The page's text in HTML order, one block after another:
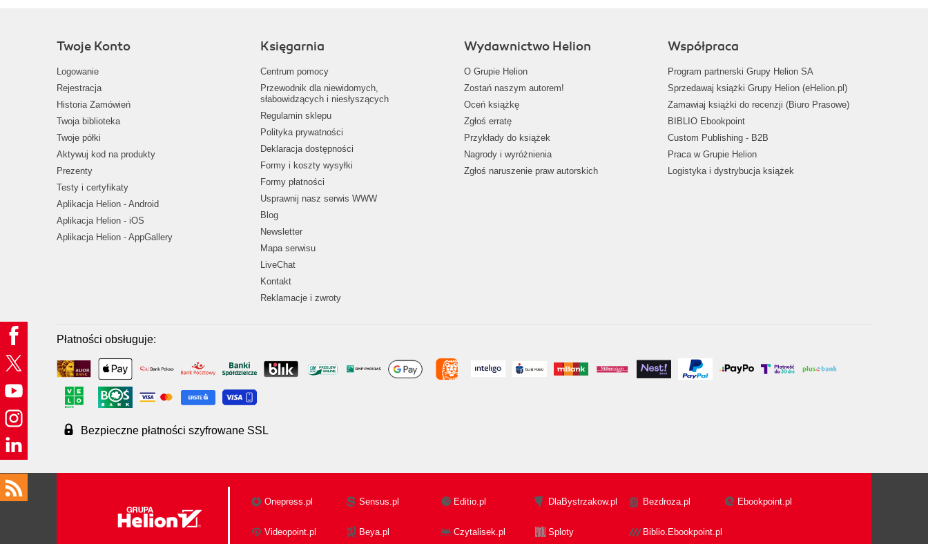
Twoje Konto
Logowanie
Rejestracja
Historia Zamówień
Twoja biblioteka
Twoje półki
Aktywuj kod na produkty
Prezenty
Testy i certyfikaty
Aplikacja Helion - Android
Aplikacja Helion - iOS
Aplikacja Helion - AppGallery
Księgarnia
Centrum pomocy
Przewodnik dla niewidomych,
słabowidzących i niesłyszących
Regulamin sklepu
Polityka prywatności
Deklaracja dostępności
Formy i koszty wysyłki
Formy płatności
Usprawnij nasz serwis WWW
Blog
Newsletter
Mapa serwisu
LiveChat
Kontakt
Reklamacje i zwroty
Wydawnictwo Helion
O Grupie Helion
Zostań naszym autorem!
Oceń książkę
Zgłoś erratę
Przykłady do książek
Nagrody i wyróżnienia
Zgłoś naruszenie praw autorskich
Współpraca
Program partnerski Grupy Helion SA
Sprzedawaj książki Grupy Helion (eHelion.pl)
Zamawiaj książki do recenzji (Biuro Prasowe)
BIBLIO Ebookpoint
Custom Publishing - B2B
Praca w Grupie Helion
Logistyka i dystrybucja książek
Płatności obsługuje:
Bezpieczne płatności szyfrowane SSL
Onepress.pl Sensus.pl Editio.pl DlaBystrzakow.pl Bezdroza.pl Ebookpoint.pl
Videopoint.pl Beya.pl Czytalisek.pl Sploty Biblio.Ebookpoint.pl